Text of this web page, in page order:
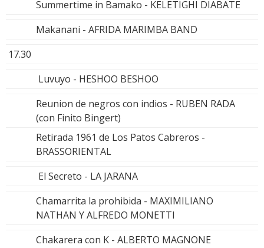
Summertime in Bamako - KELETIGHI DIABATE
Makanani - AFRIDA MARIMBA BAND
17.30
Luvuyo - HESHOO BESHOO
Reunion de negros con indios - RUBEN RADA
(con Finito Bingert)
Retirada 1961 de Los Patos Cabreros -
BRASSORIENTAL
El Secreto - LA JARANA
Chamarrita la prohibida - MAXIMILIANO
NATHAN Y ALFREDO MONETTI
Chakarera con K - ALBERTO MAGNONE